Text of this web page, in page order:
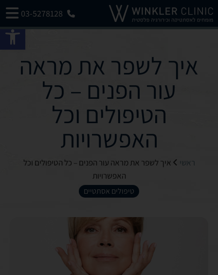
03-5278128
איך לשפר את מראה
עור הפנים – כל
הטיפולים וכל
האפשרויות
ראשי
איך לשפר את מראה עור הפנים – כל הטיפולים וכל
האפשרויות
טיפולים אסתטיים